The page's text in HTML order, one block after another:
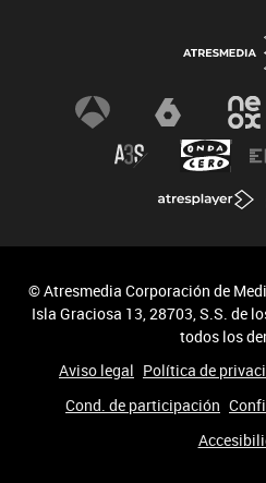
© Atresmedia Corporación de
Isla Graciosa 13, 28703, S.S. de
todos los
Aviso legal Política de
Cond. de participación